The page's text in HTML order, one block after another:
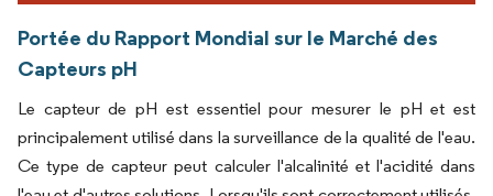
Portée du Rapport Mondial sur le Marché des
Capteurs pH
Le capteur de pH est essentiel pour mesurer le pH et est
principalement utilisé dans la surveillance de la qualité de l'eau.
Ce type de capteur peut calculer l'alcalinité et l'acidité dans